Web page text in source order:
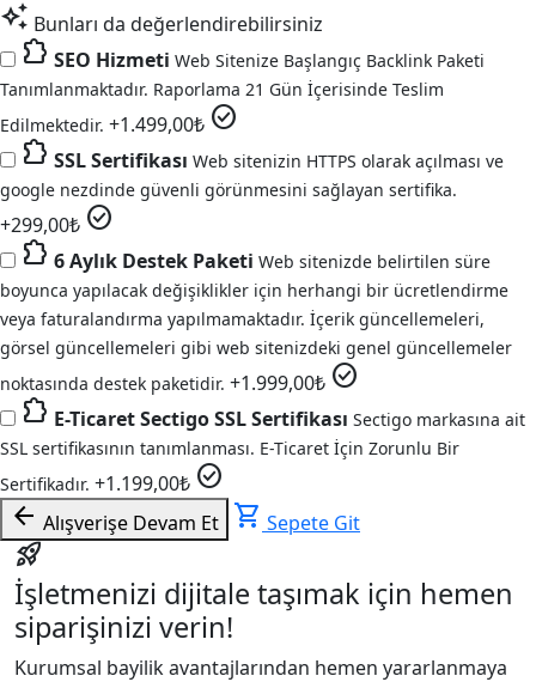
auto_awesome Bunları da değerlendirebilirsiniz
extension SEO Hizmeti Web Sitenize Başlangıç Backlink Paketi
Tanımlanmaktadır. Raporlama 21 Gün İçerisinde Teslim
Edilmektedir. +1.499,00₺ check_circle
extension SSL Sertifikası Web sitenizin HTTPS olarak açılması ve
google nezdinde güvenli görünmesini sağlayan sertifika.
+299,00₺ check_circle
extension 6 Aylık Destek Paketi Web sitenizde belirtilen süre
boyunca yapılacak değişiklikler için herhangi bir ücretlendirme
veya faturalandırma yapılmamaktadır. İçerik güncellemeleri,
görsel güncellemeleri gibi web sitenizdeki genel güncellemeler
noktasında destek paketidir. +1.999,00₺ check_circle
extension E-Ticaret Sectigo SSL Sertifikası Sectigo markasına ait
SSL sertifikasının tanımlanması. E-Ticaret İçin Zorunlu Bir
Sertifikadır. +1.199,00₺ check_circle
arrow_back Alışverişe Devam Et shopping_cart Sepete Git
rocket_launch
İşletmenizi dijitale taşımak için hemen
siparişinizi verin!
Kurumsal bayilik avantajlarından hemen yararlanmaya